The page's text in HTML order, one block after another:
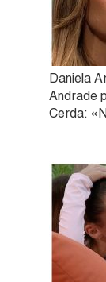
Daniela
Andrade
Cerda: